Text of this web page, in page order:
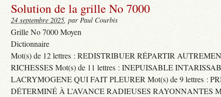
Solution de la grille No 7000
24 septembre 2025, par Paul Courbis
Grille No 7000 Moyen
Dictionnaire
Mot(s) de 12 lettres : REDISTRIBUER RÉPARTIR
RICHESSES Mot(s) de 11 lettres : INEPUISABLE
LACRYMOGENE QUI FAIT PLEURER Mot(s) de 9 lettres :
DÉTERMINÉ À L’AVANCE RADIEUSES RAYONNANTES